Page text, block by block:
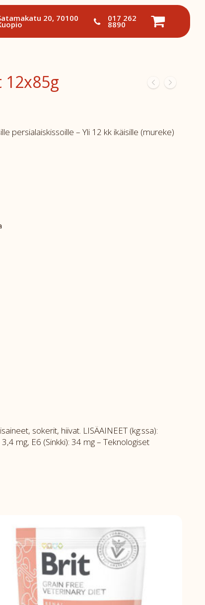
20, 70100 017 262
8890
12x85g
persialaiskissoille – Yli 12 kk ikäisille (mureke)
sokerit, hiivat. LISÄAINEET (kg:ssa):
mg, E6 (Sinkki): 34 mg – Teknologiset